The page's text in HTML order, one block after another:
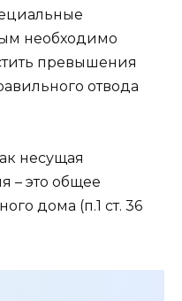
необходимо
превышения
отвода
несущая
– это общее
дома (п.1 ст. 36